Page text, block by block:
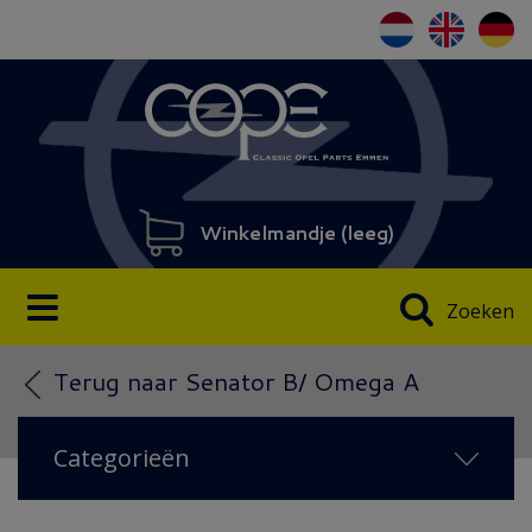
Winkelmandje (leeg)
Zoeken
Terug naar Senator B/ Omega A
Categorieën
NIEUW IN 2026(60)